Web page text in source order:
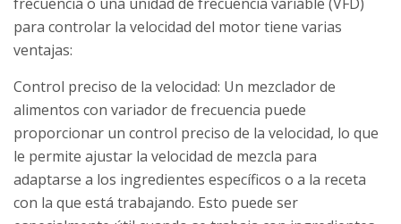
para controlar la velocidad del motor tiene varias
ventajas:
Control preciso de la velocidad: Un mezclador de
alimentos con variador de frecuencia puede
proporcionar un control preciso de la velocidad, lo que
le permite ajustar la velocidad de mezcla para
adaptarse a los ingredientes específicos o a la receta
con la que está trabajando. Esto puede ser